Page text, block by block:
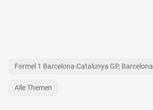
Formel 1 Barcelona-Catalunya GP, Barcelona
Alle Themen